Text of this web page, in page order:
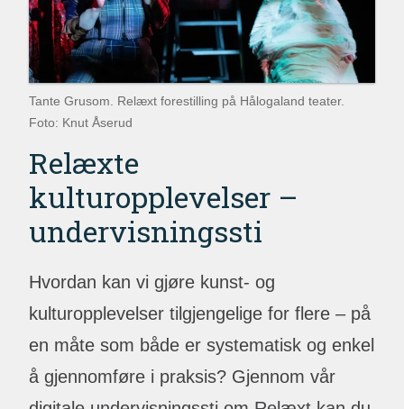
Tante Grusom. Relæxt forestilling på Hålogaland teater.
Foto: Knut Åserud
Relæxte
kulturopplevelser –
undervisningssti
Hvordan kan vi gjøre kunst- og
kulturopplevelser tilgjengelige for flere – på
en måte som både er systematisk og enkel
å gjennomføre i praksis? Gjennom vår